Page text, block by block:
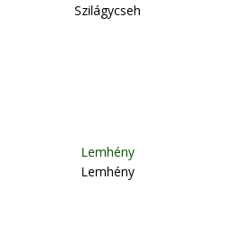
Szilágycseh
Lemhény
Lemhény